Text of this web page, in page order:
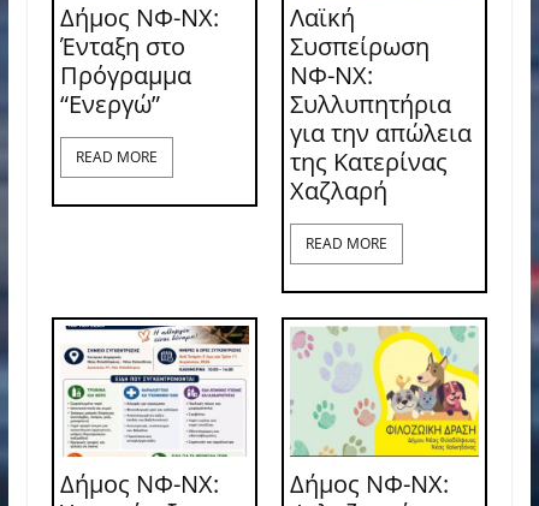
Δήμος ΝΦ-ΝΧ:
Ένταξη στο
Πρόγραμμα
“Ενεργώ”
READ MORE
Λαϊκή
Συσπείρωση
ΝΦ-ΝΧ:
Συλλυπητήρια
για την απώλεια
της Κατερίνας
Χαζλαρή
READ MORE
Δήμος ΝΦ-ΝΧ:
Δήμος ΝΦ-ΝΧ: